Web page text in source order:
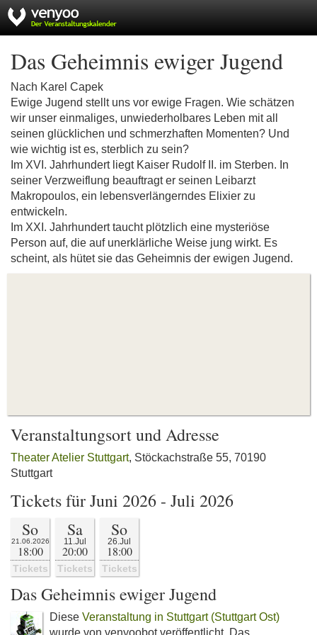
Das Geheimnis ewiger Jugend
Nach Karel Capek
Ewige Jugend stellt uns vor ewige Fragen. Wie schätzen
wir unser einmaliges, unwiederholbares Leben mit all
seinen glücklichen und schmerzhaften Momenten? Und
wie wichtig ist es, sterblich zu sein?
Im XVI. Jahrhundert liegt Kaiser Rudolf II. im Sterben. In
seiner Verzweiflung beauftragt er seinen Leibarzt
Makropoulos, ein lebensverlängerndes Elixier zu
entwickeln.
Im XXI. Jahrhundert taucht plötzlich eine mysteriöse
Person auf, die auf unerklärliche Weise jung wirkt. Es
scheint, als hütet sie das Geheimnis der ewigen Jugend.
Veranstaltungsort und Adresse
Theater Atelier Stuttgart, Stöckachstraße 55, 70190
Stuttgart
Tickets für Juni 2026 - Juli 2026
So
21.06.2026
18:00
Tickets
Sa
11.Jul
20:00
Tickets
So
26.Jul
18:00
Tickets
Das Geheimnis ewiger Jugend
Diese Veranstaltung in Stuttgart (Stuttgart Ost)
wurde von venyoobot veröffentlicht. Das